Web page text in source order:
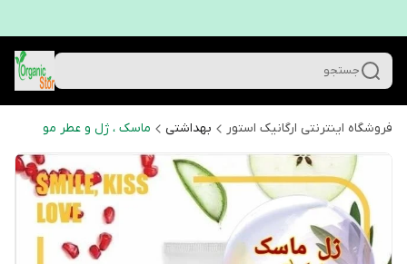
جستجو
فروشگاه اینترنتی ارگانیک استور بهداشتی ماسک ، ژل و عطر مو